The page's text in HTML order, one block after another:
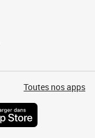
Toutes nos apps